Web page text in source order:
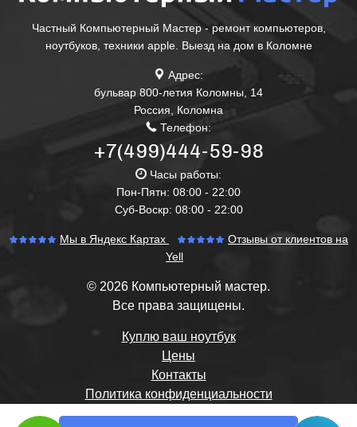
Частный Компьютерный Мастер - ремонт компьютеров,
ноутбуков, техники apple. Выезд на дом в Коломне
Адрес:
бульвар 800-летия Коломны, 14
Россия, Коломна
Телефон:
+7(499)444-59-98
Часы работы:
Пон-Пятн: 08:00 - 22:00
Суб-Воскр: 08:00 - 22:00
Мы в Яндекс Картах
Отзывы от клиентов на
Yell
© 2026 Компьютерный мастер.
Все права защищены.
Куплю ваш ноутбук
Цены
Контакты
Политика конфиденциальности